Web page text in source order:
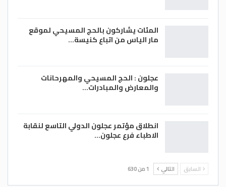
يحيى قطيشات/ الغد
المئات يشاركون بالحج المسيحي لموقع
مار الياس من اتباع كنيسة…
عجلون : الحج المسيحي والمهرحانات
والمعارض والمبادرات…
انطلاق مؤتمر عجلون الدولي التاسع لنقابة
الاطباء فرع عجلون…
السابق التالي 1 من 630